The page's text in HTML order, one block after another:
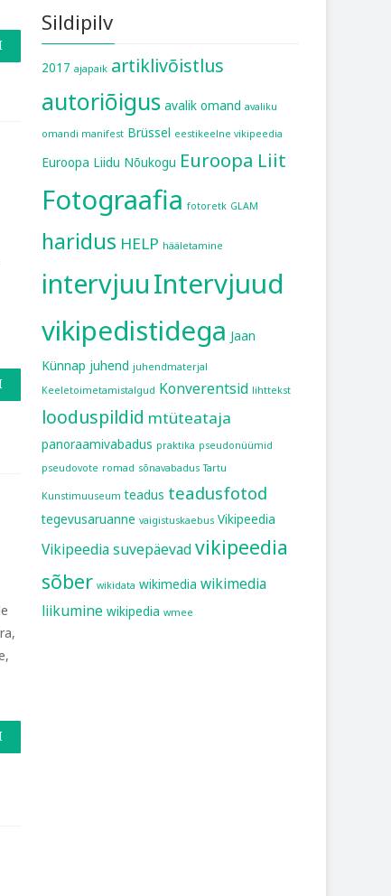
Sildipilv
2017 ajapaik artiklivõistlus
autoriõigus avalik omand avaliku
omandi manifest Brüssel eestikeelne vikipeedia
Euroopa Liidu Nõukogu Euroopa Liit
Fotograafia fotoretk GLAM
haridus HELP hääletamine
intervjuuIntervjuud
vikipedistidega Jaan
Künnap juhend juhendmaterjal
Keeletoimetamistalgud Konverentsid lihttekst
looduspildid mtüteataja
panoraamivabadus praktika pseudonüümid
pseudovote romad sõnavabadus Tartu
Kunstimuuseum teadus teadusfotod
tegevusaruanne vaigistuskaebus Vikipeedia
Vikipeedia suvepäevadvikipeedia
sõber wikidata wikimedia wikimedia
liikumine wikipedia wmee